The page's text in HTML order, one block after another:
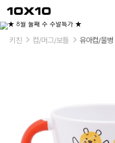
텐
바
텐
키친 컵/머그/보틀 유아컵/물병